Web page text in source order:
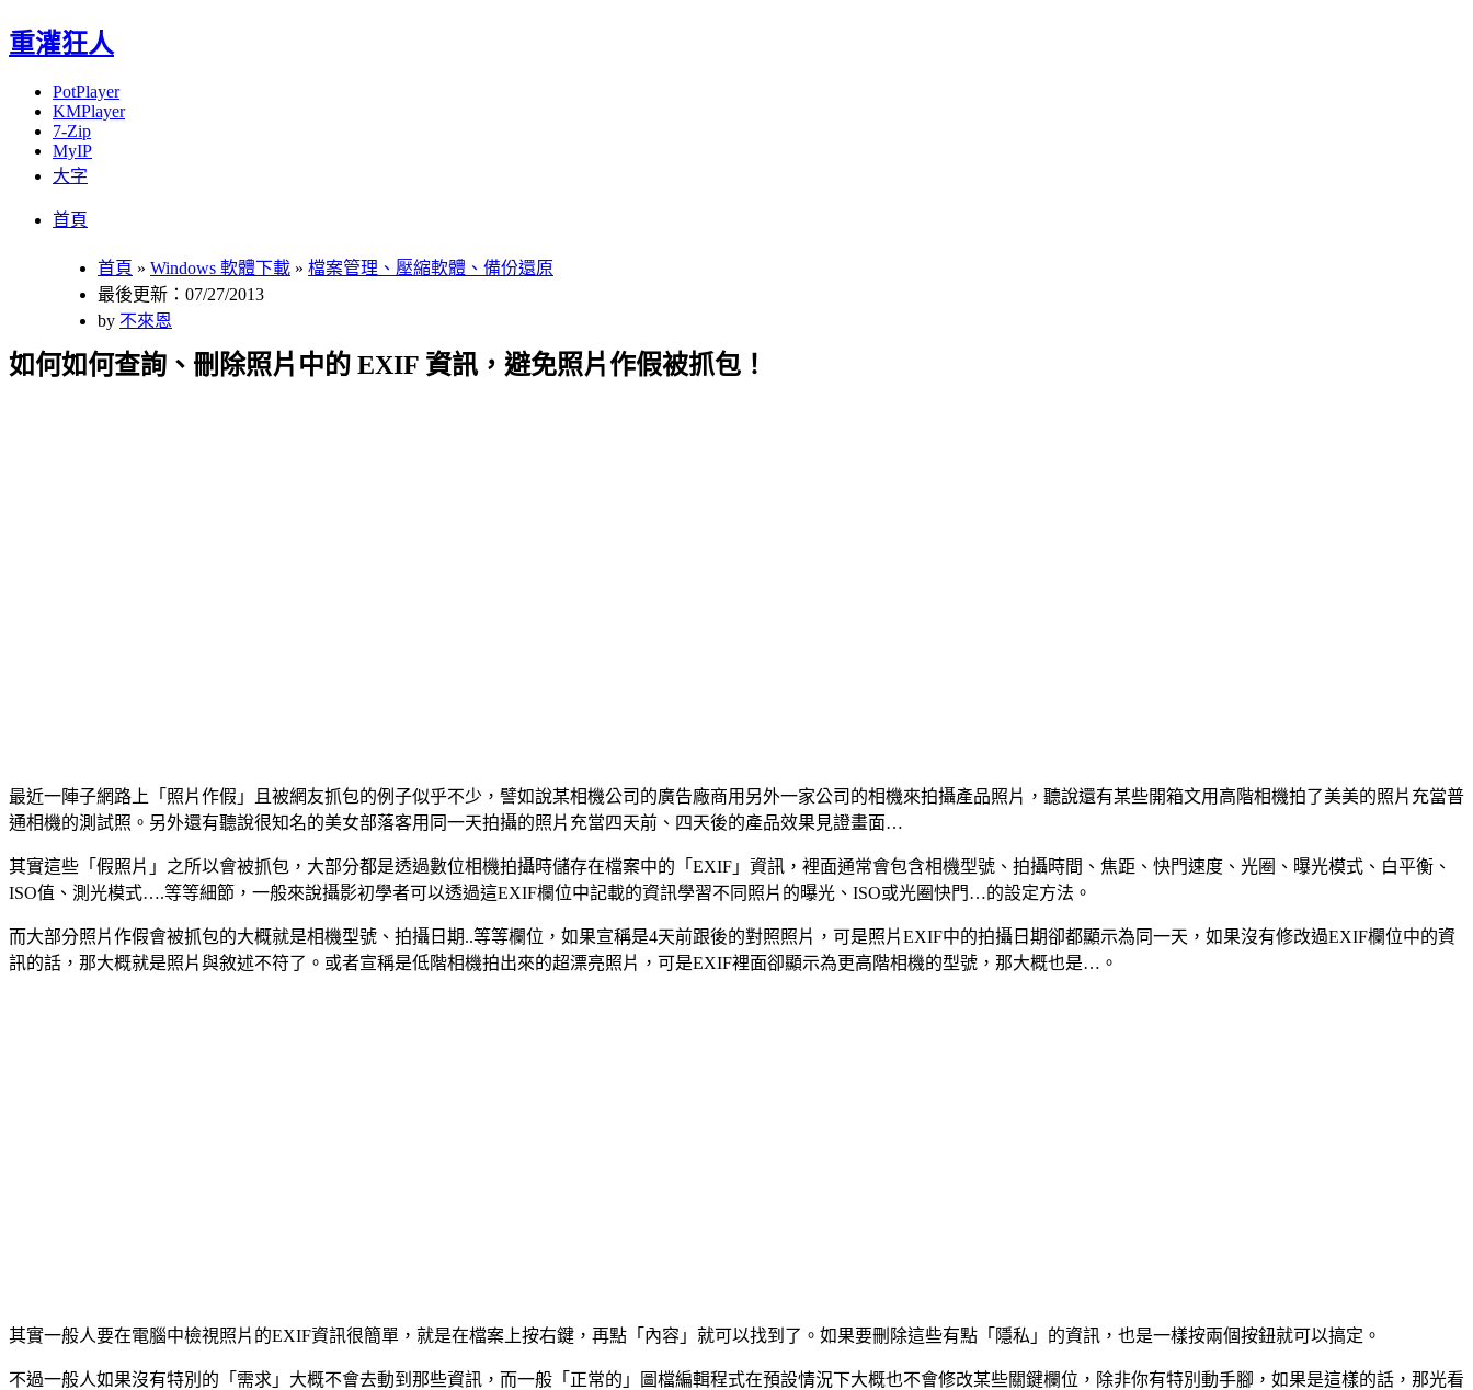
重灌狂人
PotPlayer
KMPlayer
7-Zip
MyIP
大字
首頁
首頁 » Windows 軟體下載 » 檔案管理、壓縮軟體、備份還原
最後更新：07/27/2013
by 不來恩
如何如何查詢、刪除照片中的 EXIF 資訊，避免照片作假被抓包！
最近一陣子網路上「照片作假」且被網友抓包的例子似乎不少，譬如說某相機公司的廣告廠商用另外一家公司的相機來拍攝產品照片，聽說還有某些開箱文用高階相機拍了美美的照片充當普
通相機的測試照。另外還有聽說很知名的美女部落客用同一天拍攝的照片充當四天前、四天後的產品效果見證畫面…
其實這些「假照片」之所以會被抓包，大部分都是透過數位相機拍攝時儲存在檔案中的「EXIF」資訊，裡面通常會包含相機型號、拍攝時間、焦距、快門速度、光圈、曝光模式、白平衡、
ISO值、測光模式….等等細節，一般來說攝影初學者可以透過這EXIF欄位中記載的資訊學習不同照片的曝光、ISO或光圈快門…的設定方法。
而大部分照片作假會被抓包的大概就是相機型號、拍攝日期..等等欄位，如果宣稱是4天前跟後的對照照片，可是照片EXIF中的拍攝日期卻都顯示為同一天，如果沒有修改過EXIF欄位中的資
訊的話，那大概就是照片與敘述不符了。或者宣稱是低階相機拍出來的超漂亮照片，可是EXIF裡面卻顯示為更高階相機的型號，那大概也是…。
其實一般人要在電腦中檢視照片的EXIF資訊很簡單，就是在檔案上按右鍵，再點「內容」就可以找到了。如果要刪除這些有點「隱私」的資訊，也是一樣按兩個按鈕就可以搞定。
不過一般人如果沒有特別的「需求」大概不會去動到那些資訊，而一般「正常的」圖檔編輯程式在預設情況下大概也不會修改某些關鍵欄位，除非你有特別動手腳，如果是這樣的話，那光看